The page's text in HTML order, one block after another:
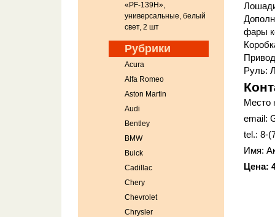
«PF-139H»,
универсальные, белый
свет, 2 шт
Рубрики
Acura
Alfa Romeo
Aston Martin
Audi
Bentley
BMW
Buick
Cadillac
Chery
Chevrolet
Chrysler
фары
Руль:
Место
email:
tel.: 8-
Имя:
Цена: